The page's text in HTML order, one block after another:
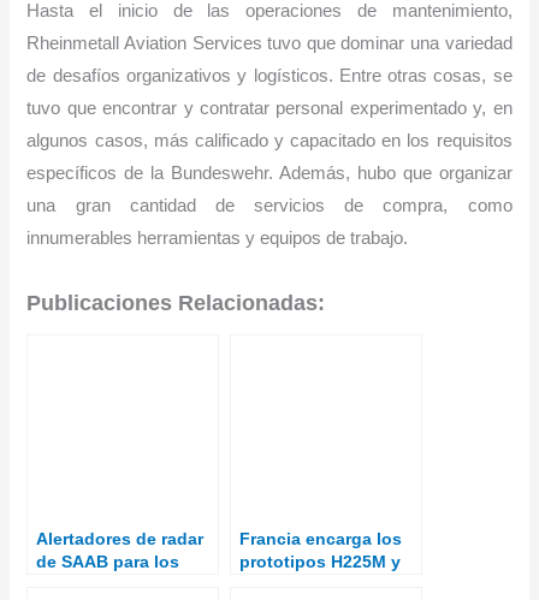
Hasta el inicio de las operaciones de mantenimiento,
Rheinmetall Aviation Services tuvo que dominar una variedad
de desafíos organizativos y logísticos. Entre otras cosas, se
tuvo que encontrar y contratar personal experimentado y, en
algunos casos, más calificado y capacitado en los requisitos
específicos de la Bundeswehr. Además, hubo que organizar
una gran cantidad de servicios de compra, como
innumerables herramientas y equipos de trabajo.
Publicaciones Relacionadas:
Alertadores de radar
de SAAB para los
Francia encarga los
prototipos H225M y